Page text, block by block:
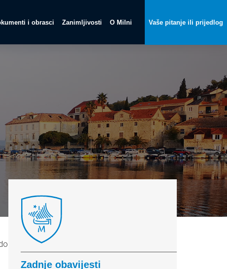
i obrasci Zanimljivosti O Milni Vaše pitanje ili prijedlog
Zadnje obavijesti